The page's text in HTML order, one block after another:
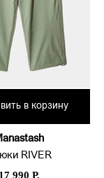
в корзину
RIVER
17 990 Р.